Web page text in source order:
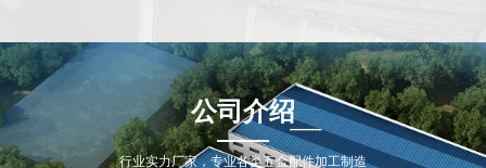
公司介绍
行业实力厂家，专业各类五金配件加工制造